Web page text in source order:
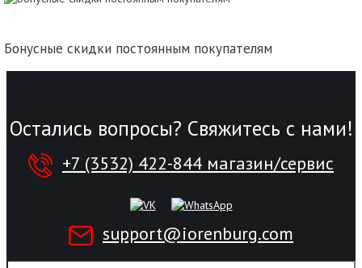
Бонусные скидки постоянным покупателям
Остались вопросы? Свяжитесь с нами!
+7 (3532) 422-844 магазин/сервис
support@iorenburg.com